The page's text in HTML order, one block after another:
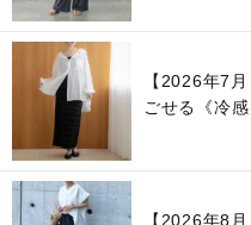
【2026年7
ごせる《冷
【2026年8